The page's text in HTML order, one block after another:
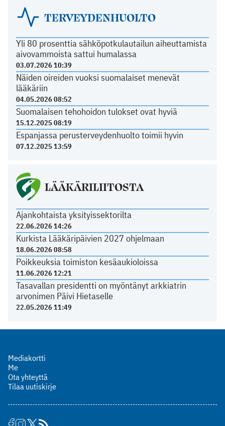
TERVEYDENHUOLTO
Yli 80 prosenttia sähköpotkulautailun aiheuttamista
aivovammoista sattui humalassa
03.07.2026 10:39
Näiden oireiden vuoksi suomalaiset menevät
lääkäriin
04.05.2026 08:52
Suomalaisen tehohoidon tulokset ovat hyviä
15.12.2025 08:19
Espanjassa perusterveydenhuolto toimii hyvin
07.12.2025 13:59
LÄÄKÄRILIITOSTA
Ajankohtaista yksityissektorilta
22.06.2026 14:26
Kurkista Lääkäripäivien 2027 ohjelmaan
18.06.2026 08:58
Poikkeuksia toimiston kesäaukioloissa
11.06.2026 12:21
Tasavallan presidentti on myöntänyt arkkiatrin
arvonimen Päivi Hietaselle
22.05.2026 11:49
Mediakortti
Me
Ota yhteyttä
Tilaa uutiskirje